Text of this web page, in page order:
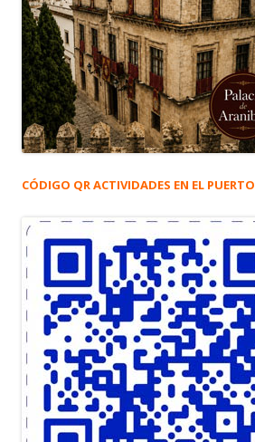
CÓDIGO QR ACTIVIDADES EN EL PUERTO